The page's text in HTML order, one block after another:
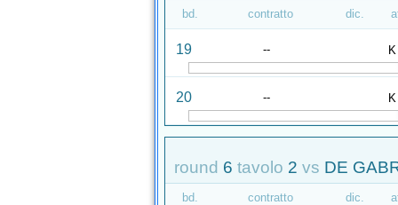
bd. contratto dic.
19 -- K
20 -- K
round 6 tavolo 2 vs DE
bd. contratto dic.